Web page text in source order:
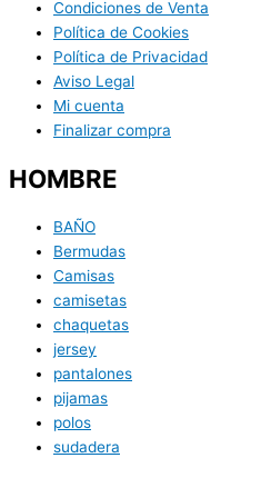
Condiciones de Venta
Política de Cookies
Política de Privacidad
Aviso Legal
Mi cuenta
Finalizar compra
HOMBRE
BAÑO
Bermudas
Camisas
camisetas
chaquetas
jersey
pantalones
pijamas
polos
sudadera